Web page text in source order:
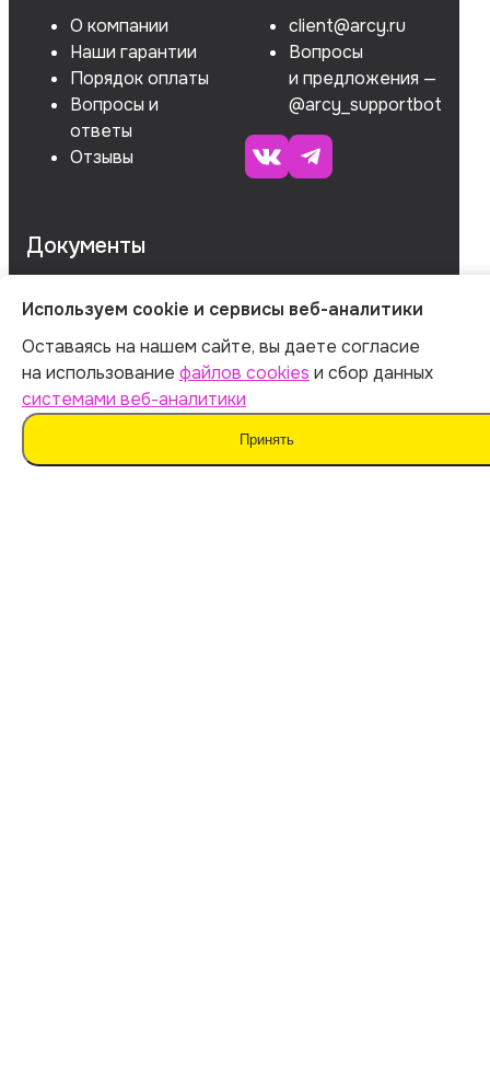
О компании
Наши гарантии
Порядок оплаты
Вопросы и
ответы
Отзывы
client@arcy.ru
Вопросы
и предложения —
@arcy_supportbot
Документы
ОГРНИП 312547621900150
ИНН 540535727161
Политика обработки персональных данных
Используем cookie и сервисы веб-аналитики
Оставаясь на нашем сайте, вы даете согласие
на использование файлов cookies и сбор данных
системами веб-аналитики
Принять